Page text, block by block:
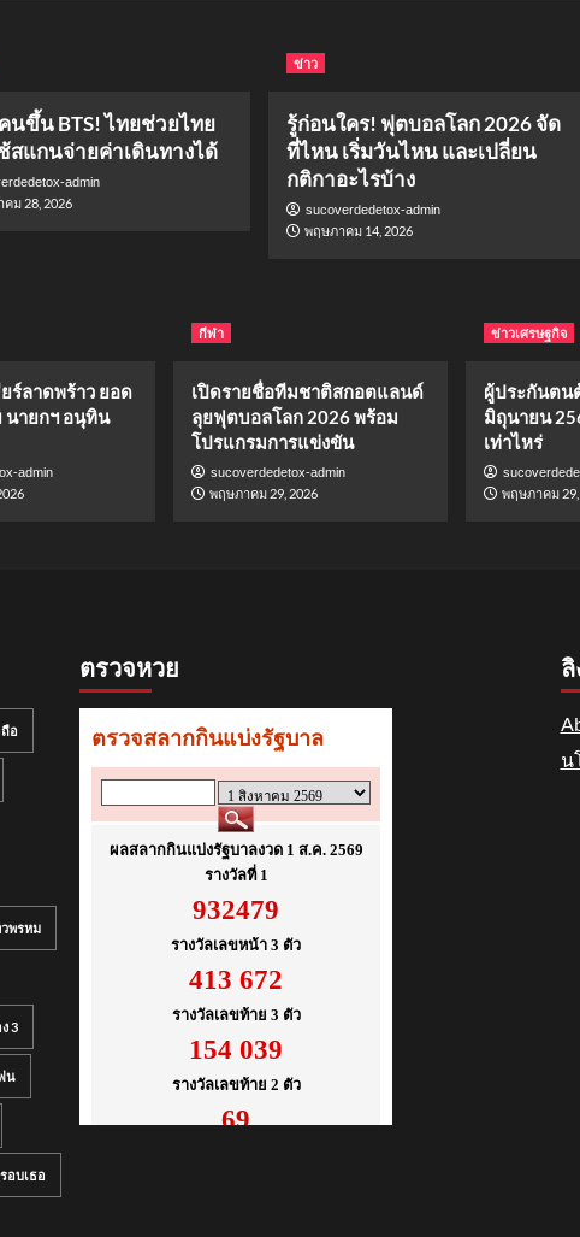
นขึ้น BTS! ไทยช่วยไทย
สแกนจ่ายค่าเดินทางได้
admin
ม 28, 2026
ข่าว
รู้ก่อนใคร! ฟุตบอลโลก 2026 จัด
ที่ไหน เริ่มวันไหน และเปลี่ยน
กติกาอะไรบ้าง
sucoverdedetox-admin
พฤษภาคม 14, 2026
ร์ลาดพร้าว ยอด
นายกฯ อนุทิน
admin
กีฬา
เปิดรายชื่อทีมชาติสกอตแลนด์
ลุยฟุตบอลโลก 2026 พร้อม
โปรแกรมการแข่งขัน
sucoverdedetox-admin
พฤษภาคม 29, 2026
ข่าวเศรษฐกิจ
ผู้ประกันตน
มิถุนายน
เท่าไหร่
พฤษภาคม 29,
อ
วพรหม
3
น
อบเธอ
ตรวจหวย
น